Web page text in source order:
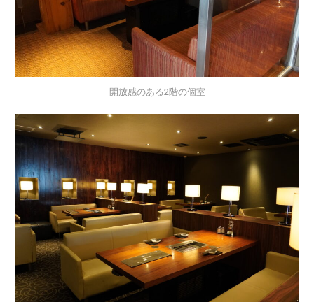
開放感のある2階の個室